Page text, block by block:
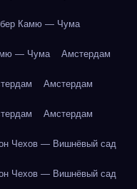
Камю — Чума
— Чума Амстердам
Амстердам
Амстердам
Чехов — Вишнёвый сад
Чехов — Вишнёвый сад